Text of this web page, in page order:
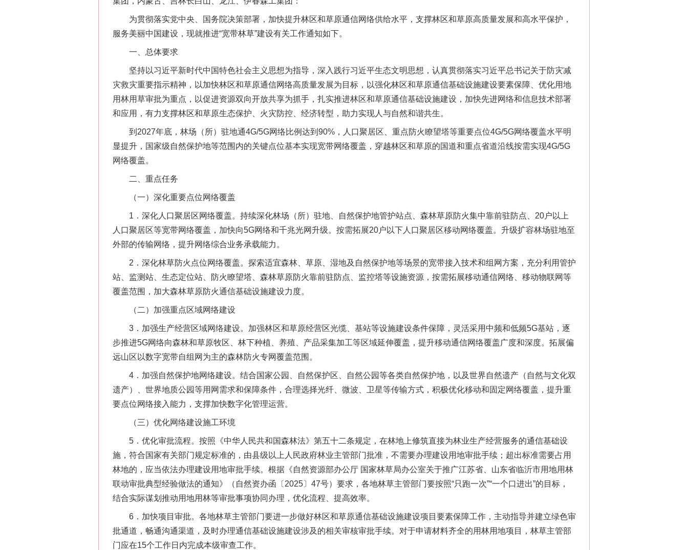
为贯彻落实党中央、国务院决策部署，加快提升林区和草原通信网络供给水平，支撑林区和草原高质量发展和高水平保护，
服务美丽中国建设，现就推进“宽带林草”建设有关工作通知如下。
一、总体要求
坚持以习近平新时代中国特色社会主义思想为指导，深入践行习近平生态文明思想，认真贯彻落实习近平总书记关于防灾减
灾救灾重要指示精神，以加快林区和草原通信网络高质量发展为目标，以强化林区和草原通信基础设施建设要素保障、优化用地
用林用草审批为重点，以促进资源双向开放共享为抓手，扎实推进林区和草原通信基础设施建设，加快先进网络和信息技术部署
和应用，有力支撑林区和草原生态保护、火灾防控、经济转型，助力实现人与自然和谐共生。
到2027年底，林场（所）驻地通4G/5G网络比例达到90%，人口聚居区、重点防火瞭望塔等重要点位4G/5G网络覆盖水平明
显提升，国家级自然保护地等范围内的关键点位基本实现宽带网络覆盖，穿越林区和草原的国道和重点省道沿线按需实现4G/5G
网络覆盖。
二、重点任务
（一）深化重要点位网络覆盖
1．深化人口聚居区网络覆盖。持续深化林场（所）驻地、自然保护地管护站点、森林草原防火集中靠前驻防点、20户以上
人口聚居区等宽带网络覆盖，加快向5G网络和千兆光网升级。按需拓展20户以下人口聚居区移动网络覆盖。升级扩容林场驻地至
外部的传输网络，提升网络综合业务承载能力。
2．深化林草防火点位网络覆盖。探索适宜森林、草原、湿地及自然保护地等场景的宽带接入技术和组网方案，充分利用管护
站、监测站、生态定位站、防火瞭望塔、森林草原防火靠前驻防点、监控塔等设施资源，按需拓展移动通信网络、移动物联网等
覆盖范围，加大森林草原防火通信基础设施建设力度。
（二）加强重点区域网络建设
3．加强生产经营区域网络建设。加强林区和草原经营区光缆、基站等设施建设条件保障，灵活采用中频和低频5G基站，逐
步推进5G网络向森林和草原牧区、林下种植、养殖、产品采集加工等区域延伸覆盖，提升移动通信网络覆盖广度和深度。拓展偏
远山区以数字宽带自组网为主的森林防火专网覆盖范围。
4．加强自然保护地网络建设。结合国家公园、自然保护区、自然公园等各类自然保护地，以及世界自然遗产（自然与文化双
遗产）、世界地质公园等用网需求和保障条件，合理选择光纤、微波、卫星等传输方式，积极优化移动和固定网络覆盖，提升重
要点位网络接入能力，支撑加快数字化管理运营。
（三）优化网络建设施工环境
5．优化审批流程。按照《中华人民共和国森林法》第五十二条规定，在林地上修筑直接为林业生产经营服务的通信基础设
施，符合国家有关部门规定标准的，由县级以上人民政府林业主管部门批准，不需要办理建设用地审批手续；超出标准需要占用
林地的，应当依法办理建设用地审批手续。根据《自然资源部办公厅 国家林草局办公室关于推广江苏省、山东省临沂市用地用林
联动审批典型经验做法的通知》（自然资办函〔2025〕47号）要求，各地林草主管部门要按照“只跑一次”“一个口进出”的目标，
结合实际谋划推动用地用林等审批事项协同办理，优化流程、提高效率。
6．加快项目审批。各地林草主管部门要进一步做好林区和草原通信基础设施建设项目要素保障工作，主动指导并建立绿色审
批通道，畅通沟通渠道，及时办理通信基础设施建设涉及的相关审核审批手续。对于申请材料齐全的用林用地项目，林草主管部
门应在15个工作日内完成本级审查工作。